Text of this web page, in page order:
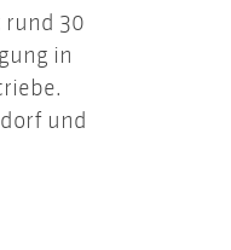
rund 30
in
und